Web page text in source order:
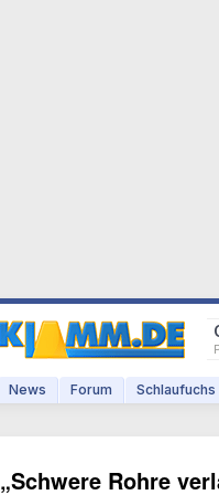
News Forum Schlaufuchs
„Schwere Rohre